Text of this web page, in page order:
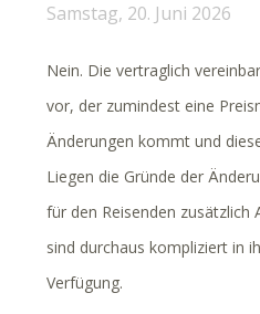
Samstag, 20. Juni 2026
Nein. Die vertraglich
vor, der zumindest eine
Änderungen kommt und
Liegen die Gründe der
für den Reisenden zusätzlich
sind durchaus kompliziert in
Verfügung.